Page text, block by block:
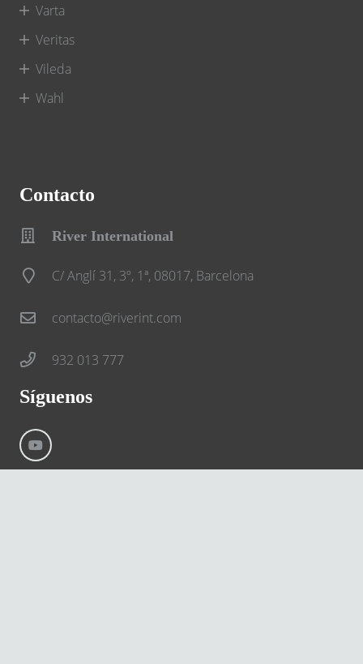
Varta
Veritas
Vileda
Wahl
Contacto
River International
C/ Anglí 31, 3º, 1ª, 08017, Barcelona
contacto@riverint.com
932 013 777
Síguenos